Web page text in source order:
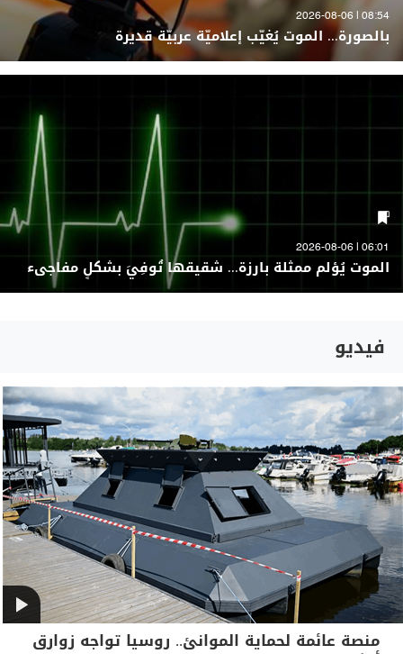
08:54 | 2026-08-06
بالصورة... الموت يُغيّب إعلاميّة عربيّة قديرة
06:01 | 2026-08-06
الموت يُؤلم ممثلة بارزة... شقيقها تُوفِيَ بشكلٍ مفاجىء
فيديو
منصة عائمة لحماية الموانئ.. روسيا تواجه زوارق